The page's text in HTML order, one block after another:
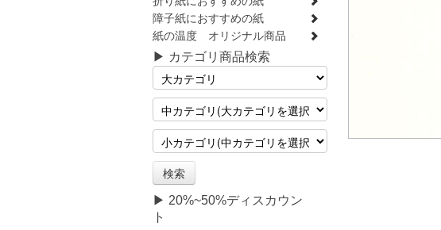
障子紙におすすめの紙
紙の温度 オリジナル商品
▶ カテゴリ商品検索
▶ 20%~50%ディスカウン
ト